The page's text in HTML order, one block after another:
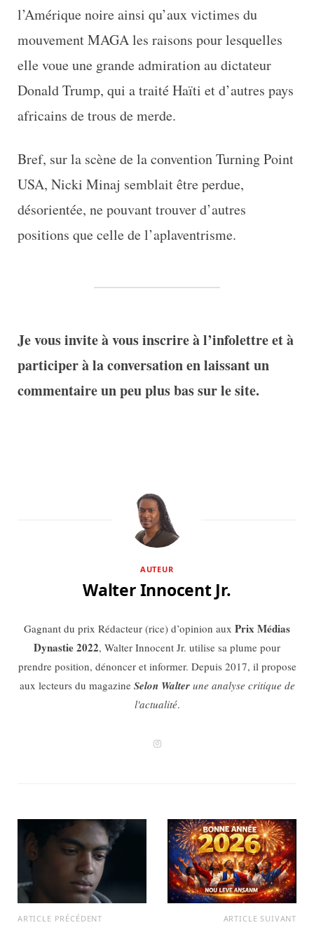
l’Amérique noire ainsi qu’aux victimes du
mouvement MAGA les raisons pour lesquelles
elle voue une grande admiration au dictateur
Donald Trump, qui a traité Haïti et d’autres pays
africains de trous de merde.
Bref, sur la scène de la convention Turning Point
USA, Nicki Minaj semblait être perdue,
désorientée, ne pouvant trouver d’autres
positions que celle de l’aplaventrisme.
Je vous invite à vous inscrire à l’infolettre et à
participer à la conversation en laissant un
commentaire un peu plus bas sur le site.
AUTEUR
Walter Innocent Jr.
Gagnant du prix Rédacteur (rice) d’opinion aux Prix Médias
Dynastie 2022, Walter Innocent Jr. utilise sa plume pour
prendre position, dénoncer et informer. Depuis 2017, il propose
aux lecteurs du magazine Selon Walterune analyse critique de
l'actualité.
I
ARTICLE PRÉCÉDENT ARTICLE SUIVANT